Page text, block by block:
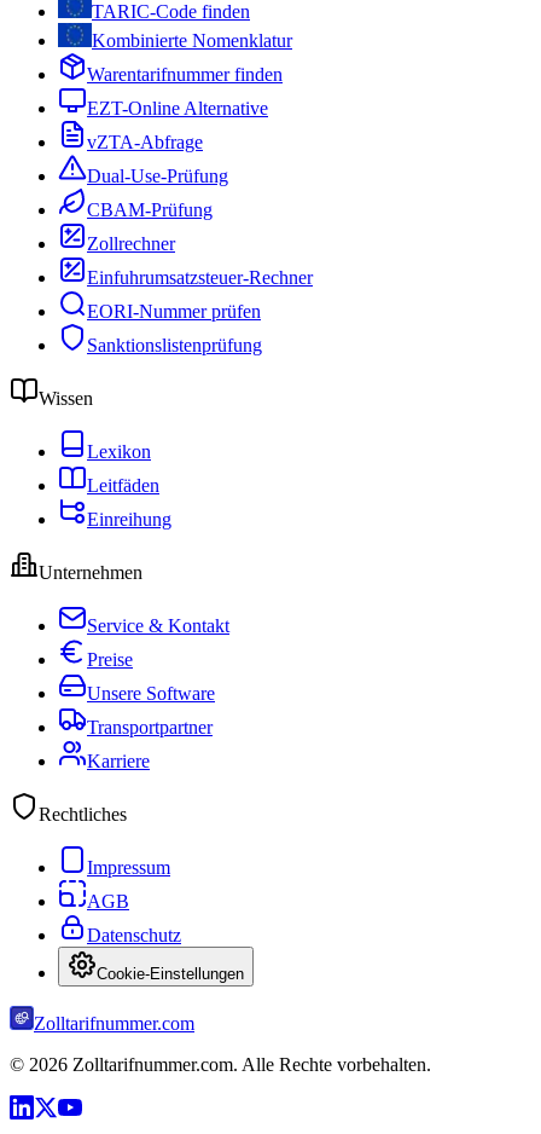
TARIC-Code finden
Kombinierte Nomenklatur
Warentarifnummer finden
EZT-Online Alternative
vZTA-Abfrage
Dual-Use-Prüfung
CBAM-Prüfung
Zollrechner
Einfuhrumsatzsteuer-Rechner
EORI-Nummer prüfen
Sanktionslistenprüfung
Wissen
Lexikon
Leitfäden
Einreihung
Unternehmen
Service & Kontakt
Preise
Unsere Software
Transportpartner
Karriere
Rechtliches
Impressum
AGB
Datenschutz
Cookie-Einstellungen
Zolltarifnummer.com
© 2026 Zolltarifnummer.com. Alle Rechte vorbehalten.